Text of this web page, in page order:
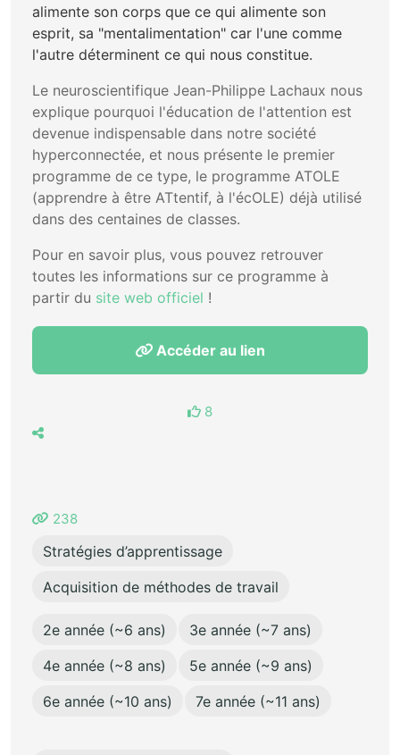
alimente son corps que ce qui alimente son
esprit, sa "mentalimentation" car l'une comme
l'autre déterminent ce qui nous constitue.
Le neuroscientifique Jean-Philippe Lachaux nous
explique pourquoi l'éducation de l'attention est
devenue indispensable dans notre société
hyperconnectée, et nous présente le premier
programme de ce type, le programme ATOLE
(apprendre à être ATtentif, à l'écOLE) déjà utilisé
dans des centaines de classes.
Pour en savoir plus, vous pouvez retrouver
toutes les informations sur ce programme à
partir du site web officiel !
Accéder au lien
8
238
Stratégies d’apprentissage
Acquisition de méthodes de travail
2e année (~6 ans)
3e année (~7 ans)
4e année (~8 ans)
5e année (~9 ans)
6e année (~10 ans)
7e année (~11 ans)